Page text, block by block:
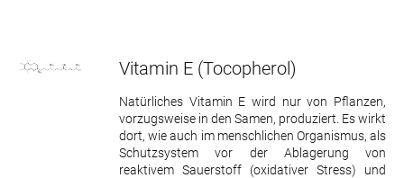
Vitamin E (Tocopherol)
Natürliches Vitamin E wird nur von Pflanzen,
vorzugsweise in den Samen, produziert. Es wirkt
dort, wie auch im menschlichen Organismus, als
Schutzsystem vor der Ablagerung von
reaktivem Sauerstoff (oxidativer Stress) und